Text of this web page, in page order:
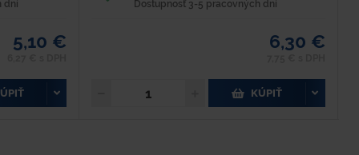
dní
5,10 €
Dostupnosť 3-5 pracovných dní
6,30 €
KÚPIŤ